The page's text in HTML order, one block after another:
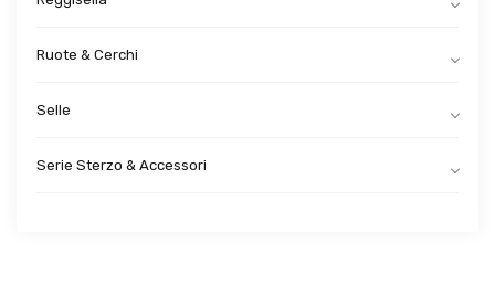
Ruote & Cerchi
Selle
Serie Sterzo & Accessori